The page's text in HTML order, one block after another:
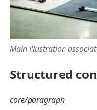
Main illustration
Structured
core/paragraph